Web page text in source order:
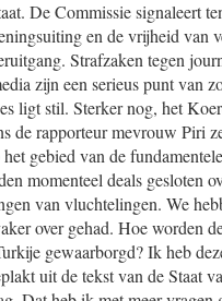
De Commissie signaleert
en de vrijheid van
Strafzaken tegen
zijn een serieus punt van
ligt stil. Sterker nog, het
de rapporteur mevrouw Piri
gebied van de
momenteel deals gesloten
van vluchtelingen. We
over gehad. Hoe worden
gewaarborgd? Ik heb
uit de tekst van de Staat